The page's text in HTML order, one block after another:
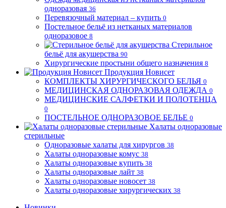
одноразовая 36
Перевязочный материал – купить 0
Постельное бельё из нетканых материалов
одноразовое 8
Стерильное
бельё для акушерства 90
Хирургические простыни общего назначения 8
Продукция Новисет
КОМПЛЕКТЫ ХИРУРГИЧЕСКОГО БЕЛЬЯ 0
МЕДИЦИНСКАЯ ОДНОРАЗОВАЯ ОДЕЖДА 0
МЕДИЦИНСКИЕ САЛФЕТКИ И ПОЛОТЕНЦА
0
ПОСТЕЛЬНОЕ ОДНОРАЗОВОЕ БЕЛЬЕ 0
Халаты одноразовые
стерильные
Одноразовые халаты для хирургов 38
Халаты одноразовые комус 38
Халаты одноразовые купить 38
Халаты одноразовые лайт 38
Халаты одноразовые новосет 38
Халаты одноразовые хирургических 38